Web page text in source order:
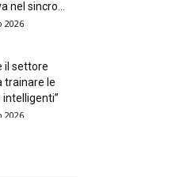
nel sincro...
2026
il settore
trainare le
2026